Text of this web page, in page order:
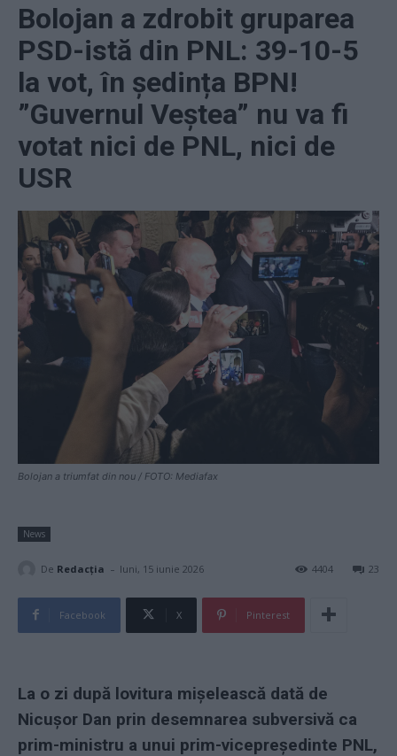
Bolojan a zdrobit gruparea
PSD-istă din PNL: 39-10-5
la vot, în ședința BPN!
”Guvernul Veștea” nu va fi
votat nici de PNL, nici de
USR
Bolojan a triumfat din nou / FOTO: Mediafax
News
De Redacţia - luni, 15 iunie 2026 23
4404
Facebook X Pinterest
La o zi după lovitura mișelească dată de
Nicușor Dan prin desemnarea subversivă ca
prim-ministru a unui prim-vicepreședinte PNL,